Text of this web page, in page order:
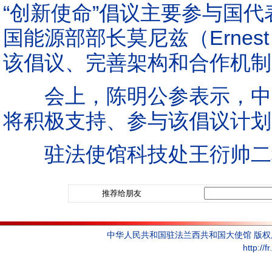
“创新使命”倡议主要参与国
国能源部部长莫尼兹（
该倡议、完善架构和合作机
会上，陈明公参表示，中
将积极支持、参与该倡议计
驻法使馆科技处王衍帅二
推荐给朋友
中华人民共和国驻法兰西共和国大使馆 版
http://